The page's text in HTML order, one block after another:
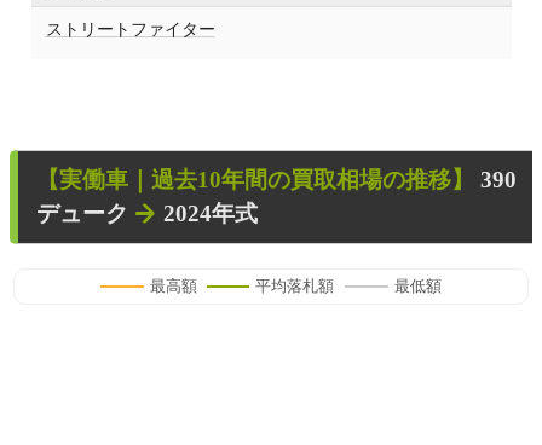
ストリートファイター
【実働車 ｜過去10年間の買取相場の推移】 390
デューク
2024年式
最高額 平均落札額 最低額